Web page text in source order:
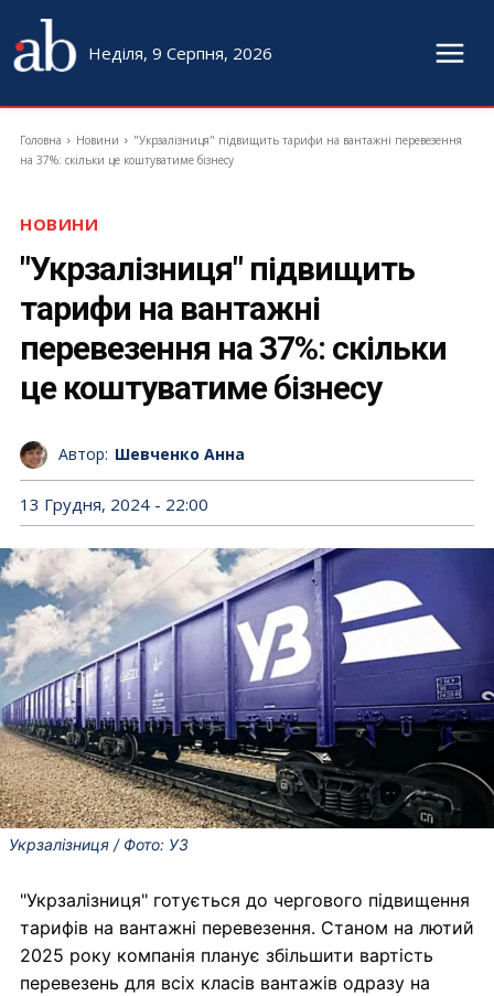
Неділя, 9 Серпня, 2026
Головна Новини
"Укрзалізниця" підвищить тарифи на вантажні перевезення
на 37%: скільки це коштуватиме бізнесу
НОВИНИ
"Укрзалізниця" підвищить
тарифи на вантажні
перевезення на 37%: скільки
це коштуватиме бізнесу
Автор: Шевченко Анна
13 Грудня, 2024 - 22:00
Укрзалізниця / Фото: УЗ
"Укрзалізниця" готується до чергового підвищення
тарифів на вантажні перевезення. Станом на лютий
2025 року компанія планує збільшити вартість
перевезень для всіх класів вантажів одразу на